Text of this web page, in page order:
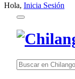
Hola, Inicia Sesión